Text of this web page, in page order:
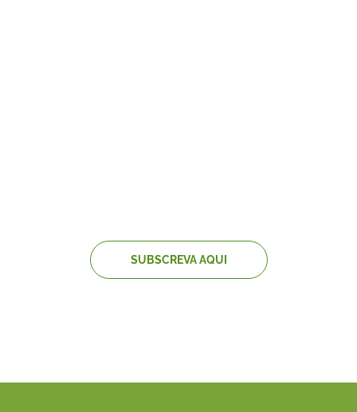
SUBSCREVA AQUI